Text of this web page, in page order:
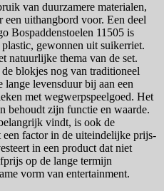
van duurzamere materialen,
een uithangbord voor. Een deel
Bospaddenstoelen 11505 is
gewonnen uit suikerriet.
natuurlijke thema van de set.
blokjes nog van traditioneel
levensduur bij aan een
met wegwerpspeelgoed. Het
behoudt zijn functie en waarde.
vindt, is ook de
factor in de uiteindelijke prijs-
in een product dat niet
op de lange termijn
vorm van entertainment.